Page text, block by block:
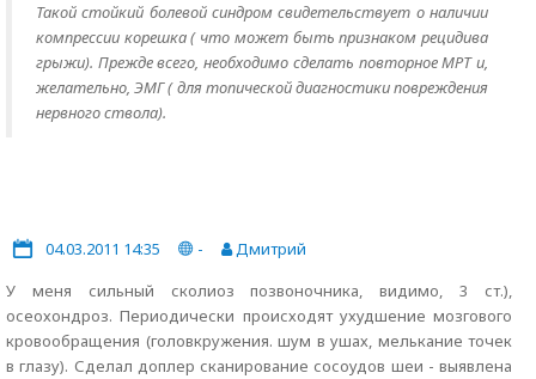
Такой стойкий болевой синдром свидетельствует о наличии
компрессии корешка ( что может быть признаком рецидива
грыжи). Прежде всего, необходимо сделать повторное МРТ и,
желательно, ЭМГ ( для топической диагностики повреждения
нервного ствола).
04.03.2011 14:35 -
Дмитрий
У меня сильный сколиоз позвоночника, видимо, 3 ст.),
осеохондроз. Периодически происходят ухудшение мозгового
кровообращения (головкружения. шум в ушах, мелькание точек
в глазу). Сделал доплер сканирование сосоудов шеи - выявлена